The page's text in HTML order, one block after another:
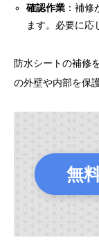
確認作業 ：補
ます。必要に応
防水シートの補修
の外壁や内部を保
無